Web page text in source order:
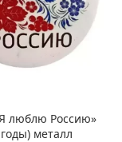
люблю Россию»
металл